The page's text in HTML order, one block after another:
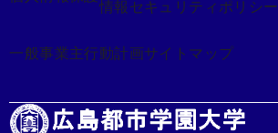
情報セキュリティポリシー
一般事業主行動計画サイトマップ